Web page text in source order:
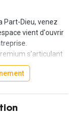
Part-Dieu, venez
vient d'ouvrir
s’articulant
affaires, de café
du bâtiment.
bureau privatif
disponible !